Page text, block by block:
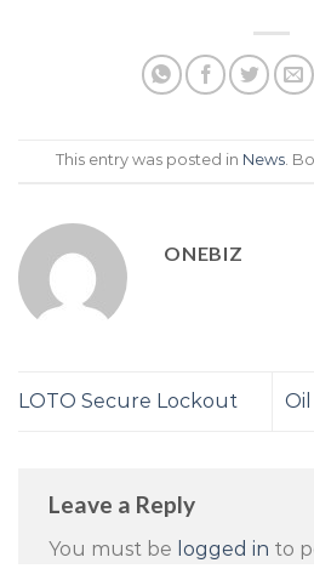
This entry was posted in News.
ONEBIZ
LOTO Secure Lockout
Leave a Reply
You must be logged in to